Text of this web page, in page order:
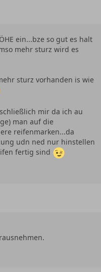
ein...bze so gut es halt
mehr sturz wird es
sturz vorhanden is wie
mir da ich au
man auf die
reifenmarken...da
udn ned nur hinstellen
fertig sind